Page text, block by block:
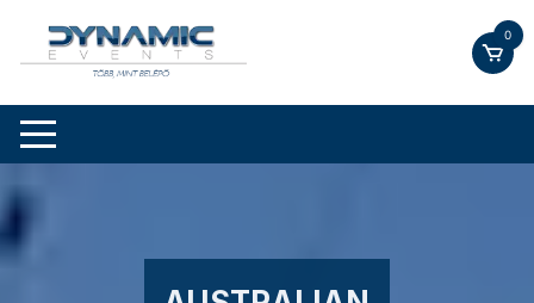
content
0